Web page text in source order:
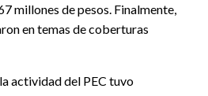
millones de pesos. Finalmente,
en temas de coberturas
actividad del PEC tuvo